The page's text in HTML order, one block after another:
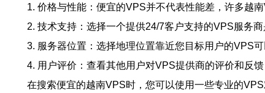
1. 价格与性能：便宜的VPS并不代表性能差，许多越
2. 技术支持：选择一个提供24/7客户支持的VPS服务
3. 服务器位置：选择地理位置靠近您目标用户的VPS
4. 用户评价：查看其他用户对VPS提供商的评价和反
在搜索便宜的越南VPS时，您可以使用一些专业的